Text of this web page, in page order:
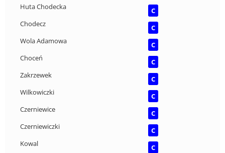
Huta Chodecka
C
Chodecz
C
Wola Adamowa
C
Choceń
C
Zakrzewek
C
Wilkowiczki
C
Czerniewice
C
Czerniewiczki
C
Kowal
C